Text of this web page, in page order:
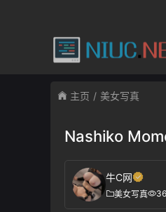
主页 美女写真
Nashiko
牛C网
美女写真